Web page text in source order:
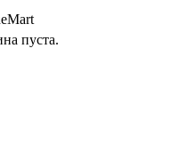
пуста.